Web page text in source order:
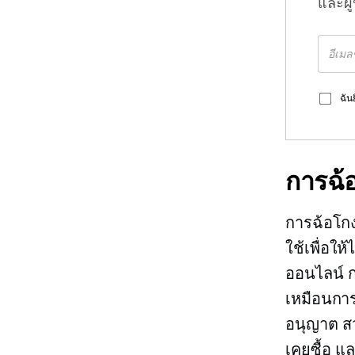
ฉัน
การฉ้
การฉ้อโก
ใช้เพื่อใ
ออนไลน์
เหมือนก
อนุญาต ส
เคยซื้อ แ